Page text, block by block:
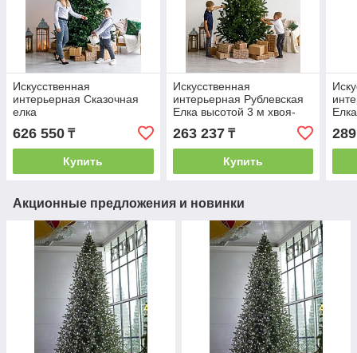
Искусственная
интерьерная Сказочная
елка
626 550 ₸
Купить
Искусственная
интерьерная Рублевская
Елка высотой 3 м хвоя-
263 237₸
Купить
Акционные предложения и новинки